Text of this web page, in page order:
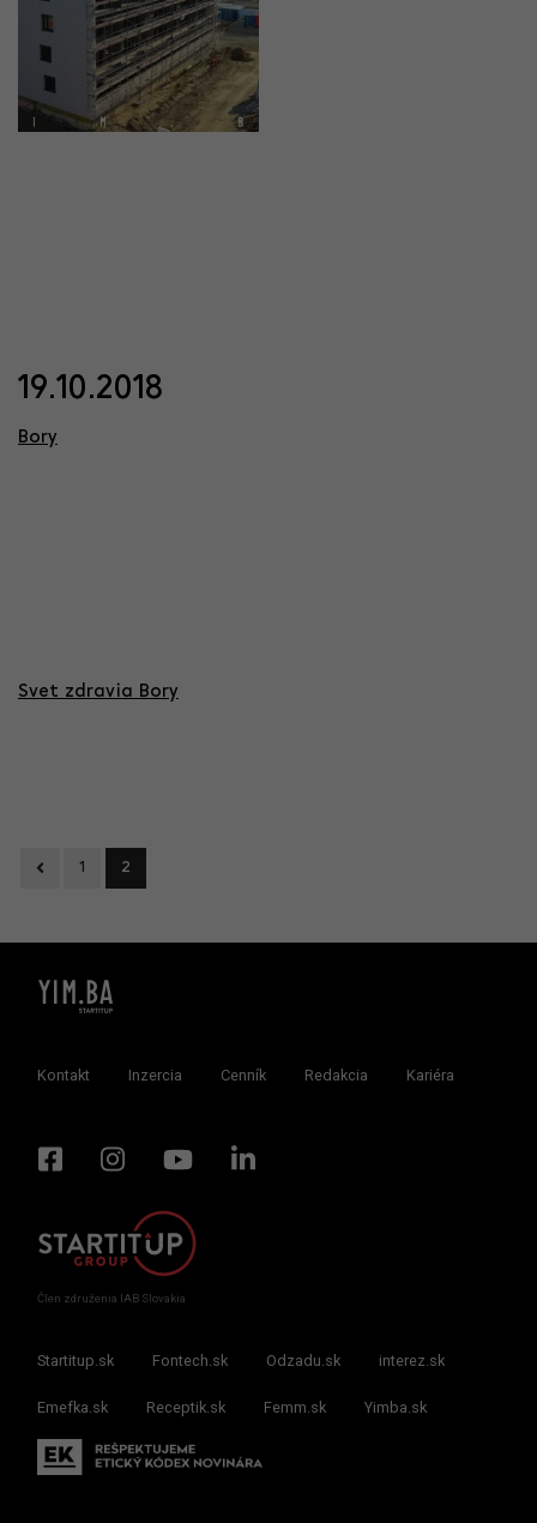
19.10.2018
Bory
Svet zdravia Bory
Previous
1 2
Kontakt Inzercia Cenník Redakcia Kariéra
Člen združenia IAB Slovakia
Startitup.sk Fontech.sk Odzadu.sk interez.sk
Emefka.sk Receptik.sk Femm.sk Yimba.sk